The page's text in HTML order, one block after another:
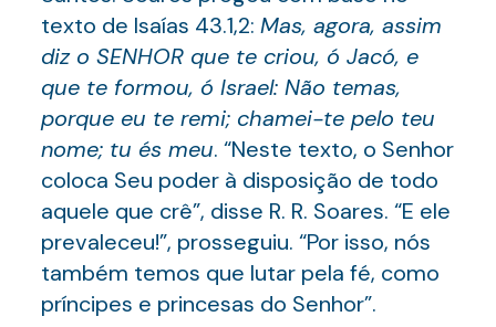
texto de Isaías 43.1,2: Mas, agora, assim
diz o SENHOR que te criou, ó Jacó, e
que te formou, ó Israel: Não temas,
porque eu te remi; chamei-te pelo teu
nome; tu és meu. “Neste texto, o Senhor
coloca Seu poder à disposição de todo
aquele que crê”, disse R. R. Soares. “E ele
prevaleceu!”, prosseguiu. “Por isso, nós
também temos que lutar pela fé, como
príncipes e princesas do Senhor”.